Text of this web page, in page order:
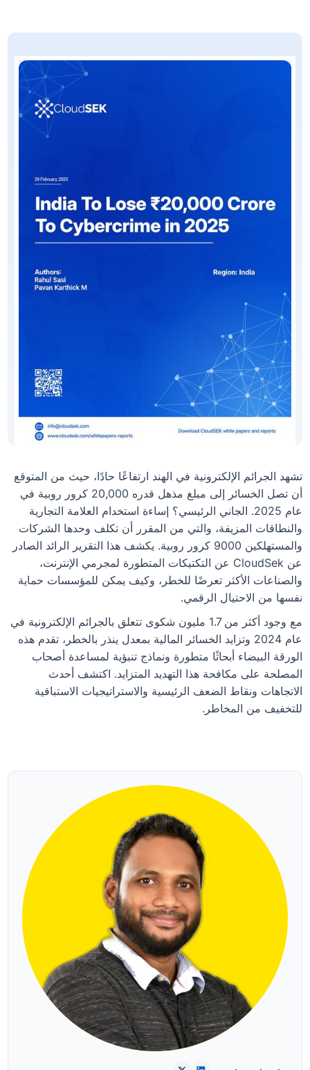
تشهد الجرائم الإلكترونية في الهند ارتفاعًا حادًا، حيث من المتوقع
أن تصل الخسائر إلى مبلغ مذهل قدره 20,000 كرور روبية في
عام 2025. الجاني الرئيسي؟ إساءة استخدام العلامة التجارية
والنطاقات المزيفة، والتي من المقرر أن تكلف وحدها الشركات
والمستهلكين 9000 كرور روبية. يكشف هذا التقرير الرائد الصادر
عن CloudSek عن التكتيكات المتطورة لمجرمي الإنترنت،
والصناعات الأكثر تعرضًا للخطر، وكيف يمكن للمؤسسات حماية
نفسها من الاحتيال الرقمي.
مع وجود أكثر من 1.7 مليون شكوى تتعلق بالجرائم الإلكترونية في
عام 2024 وتزايد الخسائر المالية بمعدل ينذر بالخطر، تقدم هذه
الورقة البيضاء أبحاثًا متطورة ونماذج تنبؤية لمساعدة أصحاب
المصلحة على مكافحة هذا التهديد المتزايد. اكتشف أحدث
الاتجاهات ونقاط الضعف الرئيسية والاستراتيجيات الاستباقية
للتخفيف من المخاطر.